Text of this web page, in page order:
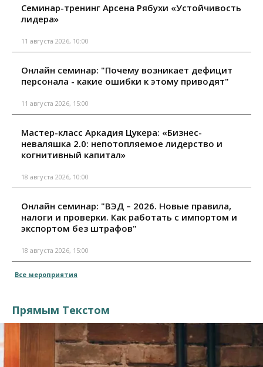
Семинар-тренинг Арсена Рябухи «Устойчивость
лидера»
11 августа 2026, 10:00
Онлайн семинар: "Почему возникает дефицит
персонала - какие ошибки к этому приводят"
11 августа 2026, 15:00
Мастер-класс Аркадия Цукера: «Бизнес-
неваляшка 2.0: непотопляемое лидерство и
когнитивный капитал»
18 августа 2026, 10:00
Онлайн семинар: "ВЭД – 2026. Новые правила,
налоги и проверки. Как работать с импортом и
экспортом без штрафов"
18 августа 2026, 15:00
Все мероприятия
Прямым Текстом